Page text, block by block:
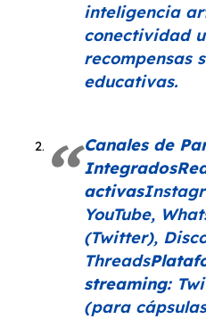
inteligencia
conectividad
recompensas
educativas.
Canales de
Integrados
activas
YouTube,
(Twitter),
Threads
streaming:
(para